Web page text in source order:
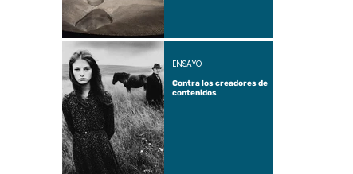
Contra los creadores de
contenidos
ENSAYO